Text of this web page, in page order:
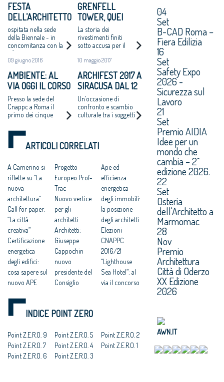
FESTA
DELL’ARCHITETTO
2016: A VENEZIA
LA GIORNATA E
LA PREMIAZIONE
ospitata nella sede
della Biennale - in
concomitanza con la
15° Mostra
Internazionale di
09 giugno 2016
AMBIENTE: AL
VIA OGGI IL CORSO
HORIZON 2020
SUGLI “NZEB”
Presso la sede del
Cnappc a Roma il
primo dei cinque
formazione
GRENFELL
TOWER, QUEI
PANNELLI USATI
ANCHE IN ITALIA:
"DA NOI NORME
PIÙ SEVERE MA
IMMOBILI VECCHI"
La storia dei
rivestimenti finiti
sotto accusa per il
Marata, Cnappc:
del genere possa
accadere nel nostro
10 maggio 2017
ARCHIFEST 2017 A
SIRACUSA DAL 12
AL 20 MAGGIO
PROSSIMO
Un’occasione di
confronto e scambio
culturale tra i soggetti
ARTICOLI CORRELATI
A Camerino si
riflette su “La
nuova
architettura”
Call for paper:
“La città
creativa”
Certificazione
energetica
degli edifici:
cosa sapere sul
nuovo APE
convegno
inaugurale
Casa Italia
All'headquarte
r Prada di
Progetto
Europeo Prof-
Trac
Nuovo vertice
per gli
architetti
Architetti:
Giuseppe
Cappochin
nuovo
presidente del
Consiglio
universitaria,
d’idee per
Poveglia
Professioni:
Ape ed
efficienza
energetica
degli immobili:
la posizione
degli architetti
Elezioni
CNAPPC
2016/21
“Lighthouse
Sea Hotel”: al
via il concorso
pensa a un
concorso
INDICE POINT ZERO
Point Z.E.R.O. 9
Point Z.E.R.O. 7
Point Z.E.R.O. 6
Point Z.E.R.O. 5
Point Z.E.R.O. 4
Point Z.E.R.O. 3
Point Z.E.R.O. 2
Point Z.E.R.O. 1
04
Set
B-CAD Roma –
Fiera Edilizia
16
Set
Safety Expo
2026 -
Sicurezza sul
Lavoro
21
Set
Premio AIDIA
Idee per un
mondo che
cambia – 2^
edizione 2026.
22
Set
Osteria
dell'Architetto a
Marmomac
28
Nov
Premio
Architettura
Città di Oderzo
XX Edizione
2026
AWN.IT